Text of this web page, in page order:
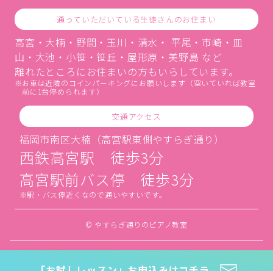
通っていただいている生徒さんのお住まい
高宮・大楠・野間・玉川・清水・ 平尾・市崎・皿
山・大池・小笹・笹丘・屋形原・美野島 など
離れたところにお住まいの方もいらしています。
お車は近隣のコインパーキングにお願いします（空いていれば教室
前に1台停められます）
交通アクセス
福岡市南区大楠（高宮駅東側やすらぎ通り）
西鉄高宮駅 徒歩3分
高宮駅前バス停 徒歩3分
駅・バス停近くなので通いやすいです。
© やすらぎ通りのピアノ教室